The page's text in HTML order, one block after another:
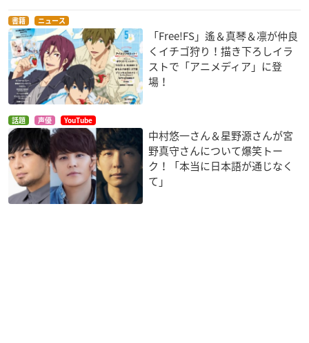
書籍 ニュース
「Free!FS」遙＆真琴＆凛が仲良
くイチゴ狩り！描き下ろしイラ
ストで「アニメディア」に登
場！
話題 声優 YouTube
中村悠一さん＆星野源さんが宮
野真守さんについて爆笑トー
ク！「本当に日本語が通じなく
て」